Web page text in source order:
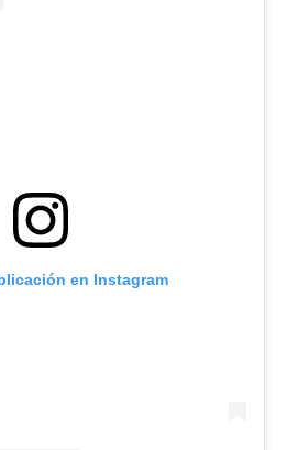
en Instagram